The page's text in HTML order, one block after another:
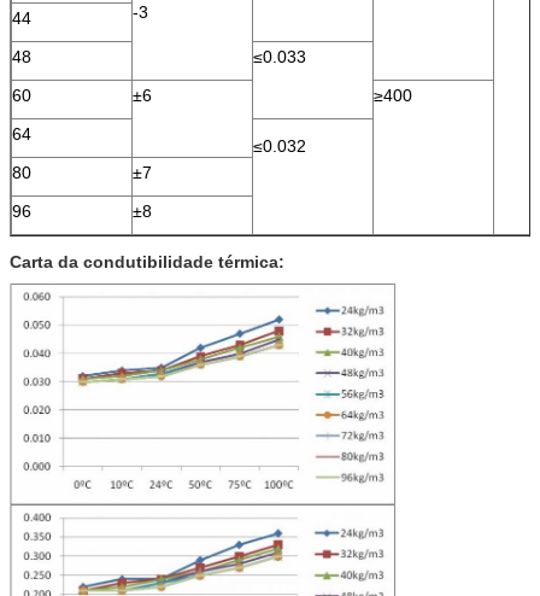
-3
44
48
≤0.033
60
±6
≥400
64
≤0.032
80
±7
96
±8
Carta da condutibilidade térmica: